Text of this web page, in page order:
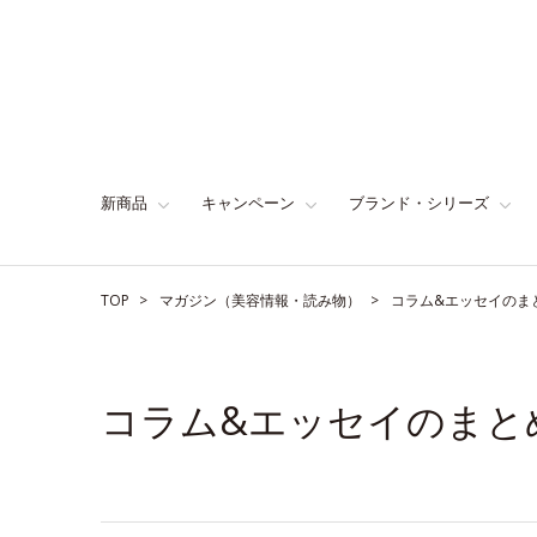
新商品 キャンペーン ブランド・シリーズ
TOP マガジン（美容情報・読み物） コラム&エッセイのま
コラム&エッセイのまと